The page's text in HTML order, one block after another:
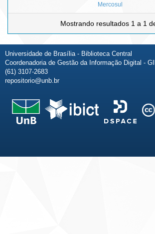
Mercosul
Mostrando resultados 1 a 1
Universidade de Brasília - Biblioteca Central
Coordenadoria de Gestão da Informação Digital -
(61) 3107-2683
repositorio@unb.br